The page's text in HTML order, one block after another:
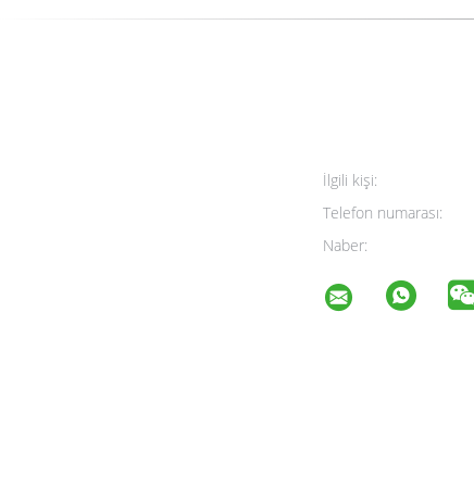
İlgili kişi:
Telefon numarası:
Naber: